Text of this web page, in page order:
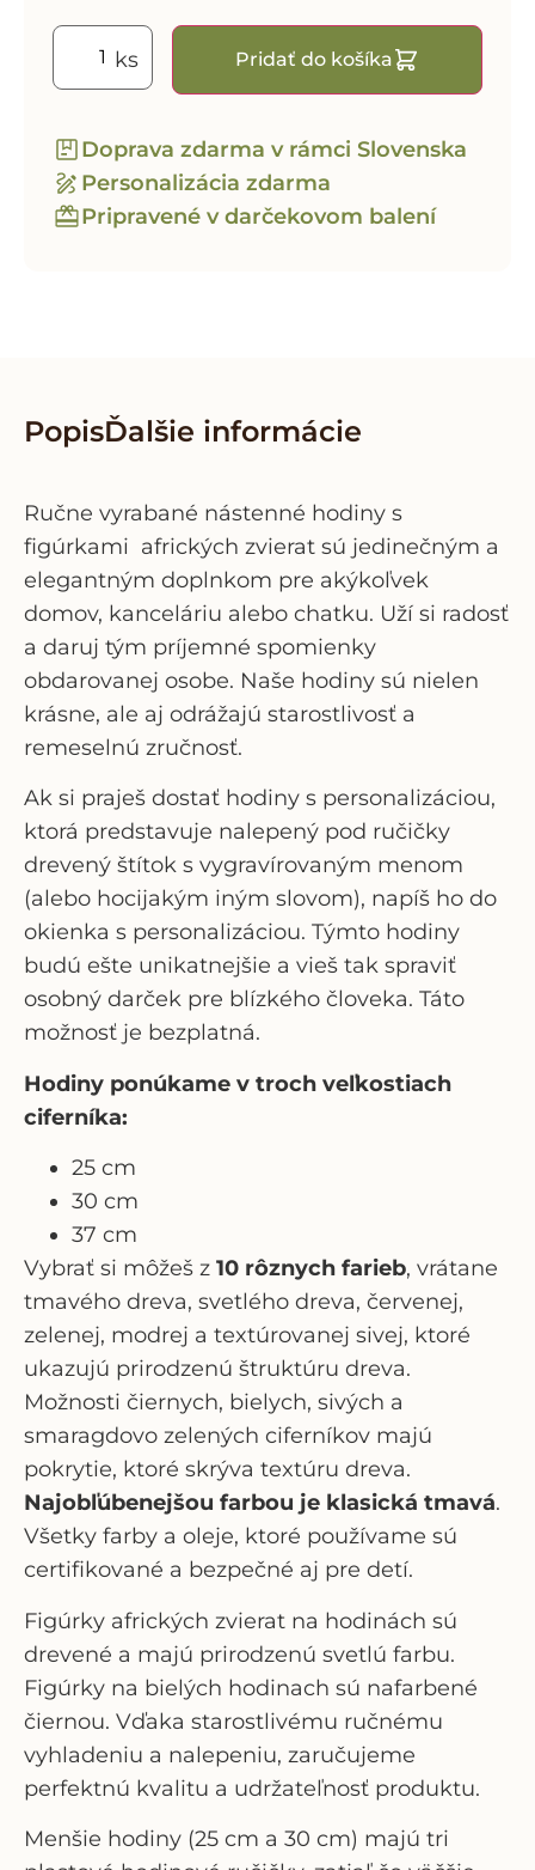
Pridať do košíka
Doprava zdarma v rámci Slovenska
Personalizácia zdarma
Pripravené v darčekovom balení
PopisĎalšie informácie
Ručne vyrabané nástenné hodiny s
figúrkami afrických zvierat sú jedinečným a
elegantným doplnkom pre akýkoľvek
domov, kanceláriu alebo chatku. Uží si radosť
a daruj tým príjemné spomienky
obdarovanej osobe. Naše hodiny sú nielen
krásne, ale aj odrážajú starostlivosť a
remeselnú zručnosť.
Ak si praješ dostať hodiny s personalizáciou,
ktorá predstavuje nalepený pod ručičky
drevený štítok s vygravírovaným menom
(alebo hocijakým iným slovom), napíš ho do
okienka s personalizáciou. Týmto hodiny
budú ešte unikatnejšie a vieš tak spraviť
osobný darček pre blízkého človeka. Táto
možnosť je bezplatná.
Hodiny ponúkame v troch veľkostiach
ciferníka:
25 cm
30 cm
37 cm
Vybrať si môžeš z 10 rôznych farieb, vrátane
tmavého dreva, svetlého dreva, červenej,
zelenej, modrej a textúrovanej sivej, ktoré
ukazujú prirodzenú štruktúru dreva.
Možnosti čiernych, bielych, sivých a
smaragdovo zelených ciferníkov majú
pokrytie, ktoré skrýva textúru dreva.
Najobľúbenejšou farbou je klasická tmavá.
Všetky farby a oleje, ktoré používame sú
certifikované a bezpečné aj pre detí.
Figúrky afrických zvierat na hodinách sú
drevené a majú prirodzenú svetlú farbu.
Figúrky na bielých hodinach sú nafarbené
čiernou. Vďaka starostlivému ručnému
vyhladeniu a nalepeniu, zaručujeme
perfektnú kvalitu a udržateľnosť produktu.
Menšie hodiny (25 cm a 30 cm) majú tri